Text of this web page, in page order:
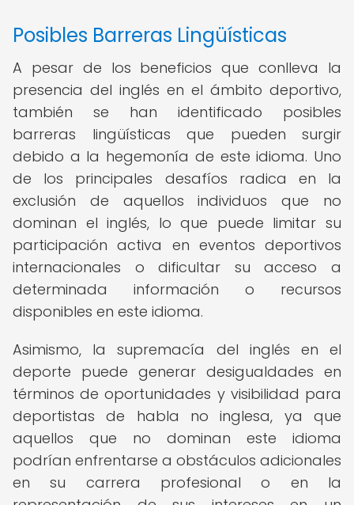
Posibles Barreras Lingüísticas
A pesar de los beneficios que conlleva la
presencia del inglés en el ámbito deportivo,
también se han identificado posibles
barreras lingüísticas que pueden surgir
debido a la hegemonía de este idioma. Uno
de los principales desafíos radica en la
exclusión de aquellos individuos que no
dominan el inglés, lo que puede limitar su
participación activa en eventos deportivos
internacionales o dificultar su acceso a
determinada información o recursos
disponibles en este idioma.
Asimismo, la supremacía del inglés en el
deporte puede generar desigualdades en
términos de oportunidades y visibilidad para
deportistas de habla no inglesa, ya que
aquellos que no dominan este idioma
podrían enfrentarse a obstáculos adicionales
en su carrera profesional o en la